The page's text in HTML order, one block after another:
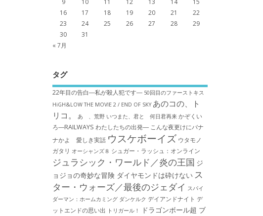
9
10 11 12 13 14
15
16
17 18 19 20 21
22
23
24 25 26 27 28
29
30
31
« 7月
タグ
22年目の告白―私が殺人犯です― 50回目のファーストキス
HiGH&LOW THE MOVIE 2 / END OF SKY あのコの、ト
リコ。
あゝ、荒野 いつまた、君と 何日君再来 かぞくい
ろ―RAILWAYS わたしたちの出発― こんな夜更けにバナ
ナかよ 愛しき実話 ウスケボーイズ ウタモノ
ガタリ オーシャンズ８ シュガー・ラッシュ：オ​ンライン
ジュラシック・ワールド／炎の王国 ジ
ョジョの奇妙な冒険 ダイヤモンドは砕けない ス
ター・ウォーズ／最後のジェダイ スパイ
ダーマン：ホームカミング ダンケルク デイアンドナイト デ
ットエンドの思い出
トリガール！ ドラゴンボール超 ブ